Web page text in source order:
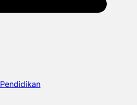
Pendidikan